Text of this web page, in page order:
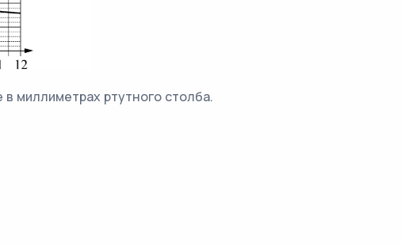
миллиметрах ртутного столба.